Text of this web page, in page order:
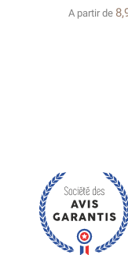
A partir de